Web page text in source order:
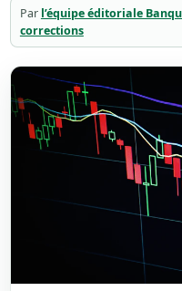
Par l’équipe éditoriale
corrections